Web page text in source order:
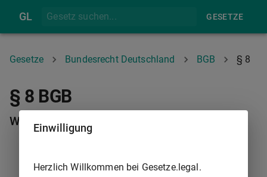
GL GESETZE
Gesetze Bundesrecht Deutschland BGB § 8
§ 8 BGB
Wohnsitz nicht voll Geschäftsfähiger
Einwilligung
Herzlich Willkommen bei Gesetze.legal.